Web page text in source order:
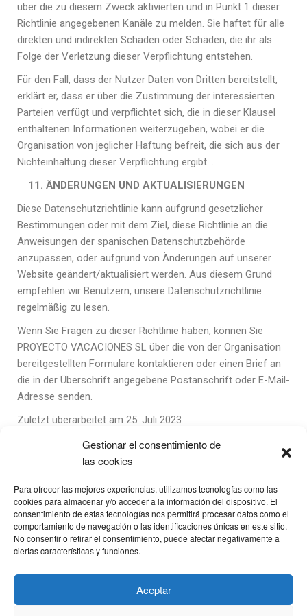
Gestionar el consentimiento de
las cookies
Para ofrecer las mejores experiencias, utilizamos tecnologías como las
cookies para almacenar y/o acceder a la información del dispositivo. El
consentimiento de estas tecnologías nos permitirá procesar datos como el
comportamiento de navegación o las identificaciones únicas en este sitio.
No consentir o retirar el consentimiento, puede afectar negativamente a
ciertas características y funciones.
Aceptar
über die zu diesem Zweck aktivierten und in Punkt 1 dieser
Richtlinie angegebenen Kanäle zu melden. Sie haftet für alle
direkten und indirekten Schäden oder Schäden, die ihr als
Folge der Verletzung dieser Verpflichtung entstehen.
Für den Fall, dass der Nutzer Daten von Dritten bereitstellt,
erklärt er, dass er über die Zustimmung der interessierten
Parteien verfügt und verpflichtet sich, die in dieser Klausel
enthaltenen Informationen weiterzugeben, wobei er die
Organisation von jeglicher Haftung befreit, die sich aus der
Nichteinhaltung dieser Verpflichtung ergibt. .
11. ÄNDERUNGEN UND AKTUALISIERUNGEN
Diese Datenschutzrichtlinie kann aufgrund gesetzlicher
Bestimmungen oder mit dem Ziel, diese Richtlinie an die
Anweisungen der spanischen Datenschutzbehörde
anzupassen, oder aufgrund von Änderungen auf unserer
Website geändert/aktualisiert werden. Aus diesem Grund
empfehlen wir Benutzern, unsere Datenschutzrichtlinie
regelmäßig zu lesen.
Wenn Sie Fragen zu dieser Richtlinie haben, können Sie
PROYECTO VACACIONES SL über die von der Organisation
bereitgestellten Formulare kontaktieren oder einen Brief an
die in der Überschrift angegebene Postanschrift oder E-Mail-
Adresse senden.
Zuletzt überarbeitet am 25. Juli 2023
Services and activities
Cookies Policy
Privacy Policy
Legal warning
Carretera Marines-Racons 33